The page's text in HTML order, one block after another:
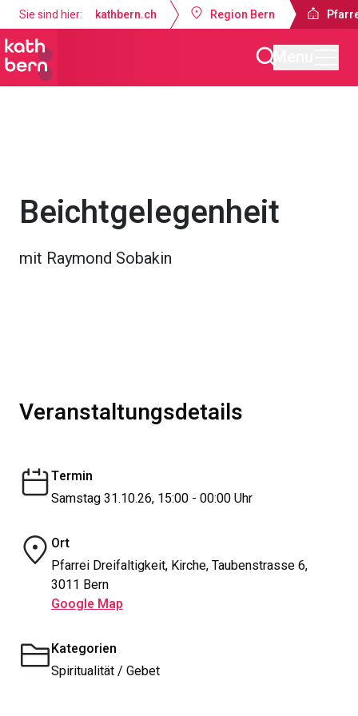
Sie sind hier: kathbern.ch Region Bern
Beichtgelegenheit
mit Raymond Sobakin
Veranstaltungsdetails
Termin
Samstag 31.10.26, 15:00 - 00:00 Uhr
Ort
Pfarrei Dreifaltigkeit, Kirche, Taubenstrasse 6,
3011 Bern
Google Map
Kategorien
Spiritualität / Gebet